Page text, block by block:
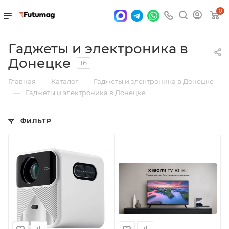
0
Гаджеты и электроника в
Донецке
16
Главная — Каталог — Гаджеты и электроника в Донецке
— Гаджеты и электроника в Донецке
ФИЛЬТР